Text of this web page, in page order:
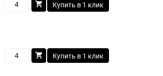
Купить в 1 клик
Купить в 1 клик